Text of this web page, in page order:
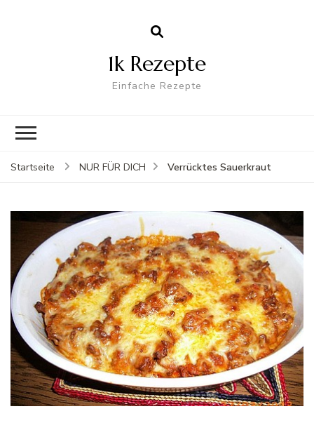
1k Rezepte
Einfache Rezepte
Startseite NUR FÜR DICH Verrücktes Sauerkraut